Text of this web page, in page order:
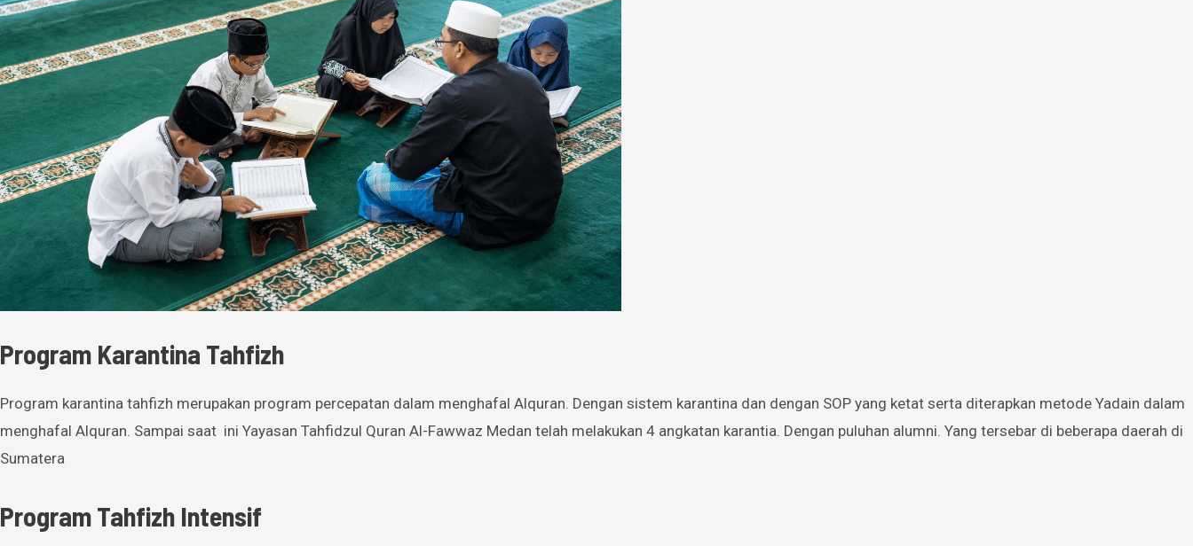
Program Karantina Tahfizh
Program karantina tahfizh merupakan program percepatan dalam menghafal Alquran. Dengan sistem karantina dan dengan SOP yang ketat serta diterapkan metode Yadain dalam
menghafal Alquran. Sampai saat ini Yayasan Tahfidzul Quran Al-Fawwaz Medan telah melakukan 4 angkatan karantia. Dengan puluhan alumni. Yang tersebar di beberapa daerah di
Sumatera
Program Tahfizh Intensif